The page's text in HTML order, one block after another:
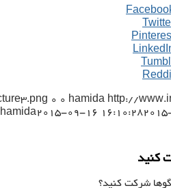
0 0 hamida http://
hamida2015-09-16 16:10:28
کنید
شرکت کنید؟